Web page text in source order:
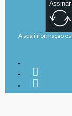
Assinar
A sua informação